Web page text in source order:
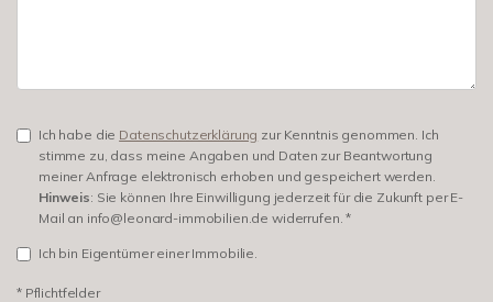
Ich habe die Datenschutzerklärung zur Kenntnis genommen. Ich
stimme zu, dass meine Angaben und Daten zur Beantwortung
meiner Anfrage elektronisch erhoben und gespeichert werden.
Hinweis: Sie können Ihre Einwilligung jederzeit für die Zukunft per E-
Mail an info@leonard-immobilien.de widerrufen. *
Ich bin Eigentümer einer Immobilie.
* Pflichtfelder